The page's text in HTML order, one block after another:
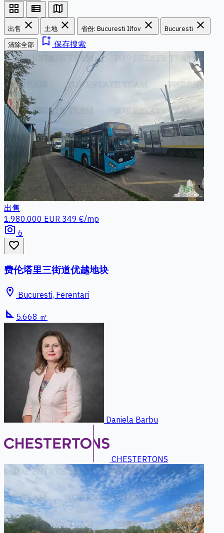
grid_view view_list map
出售 close 土地 close 省份: Bucuresti Ilfov close Bucuresti close
清除全部 bookmark_add 保存搜索
出售
1.980.000 EUR 349 €/mp
photo_camera 6
favorite_border
费伦塔里三街道优越地块
location_on Bucuresti, Ferentari
square_foot 5.668 ㎡
Daniela Barbu
CHESTERTONS